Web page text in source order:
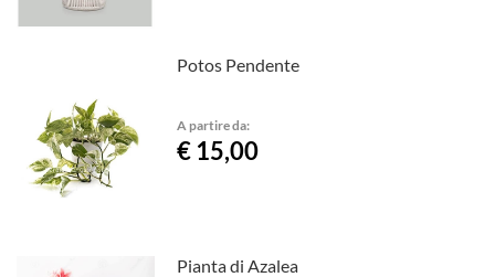
Potos Pendente
A partire da:
€ 15,00
Pianta di Azalea